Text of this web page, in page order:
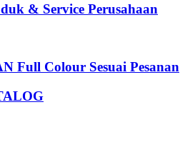
& Service Perusahaan
Full Colour Sesuai Pesanan